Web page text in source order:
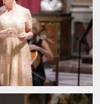
1 anno
Clearance
Cookie from
CloudFlare
stores the proof
of challenge
passed. It is
longer issue a
captcha or
jschallenge
challenge if
present. It is
required to
reach origin
server.